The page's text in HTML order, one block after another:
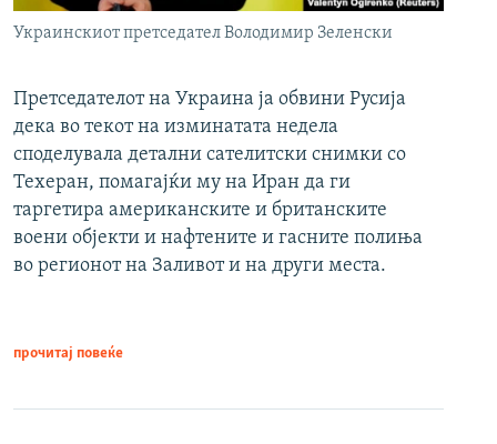
Украинскиот претседател Володимир Зеленски
Претседателот на Украина ја обвини Русија
дека во текот на изминатата недела
споделувала детални сателитски снимки со
Техеран, помагајќи му на Иран да ги
таргетира американските и британските
воени објекти и нафтените и гасните полиња
во регионот на Заливот и на други места.
прочитај повеќе